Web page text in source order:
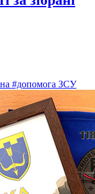
#допомога ЗСУ